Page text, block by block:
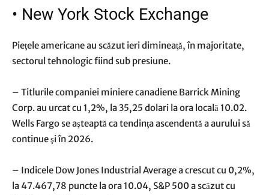
• New York Stock Exchange
Pieţele americane au scăzut ieri dimineaţă, în majoritate,
sectorul tehnologic fiind sub presiune.
– Titlurile companiei miniere canadiene Barrick Mining
Corp. au urcat cu 1,2%, la 35,25 dolari la ora locală 10.02.
Wells Fargo se aşteaptă ca tendinţa ascendentă a aurului să
continue şi în 2026.
– Indicele Dow Jones Industrial Average a crescut cu 0,2%,
la 47.467,78 puncte la ora 10.04, S&P 500 a scăzut cu